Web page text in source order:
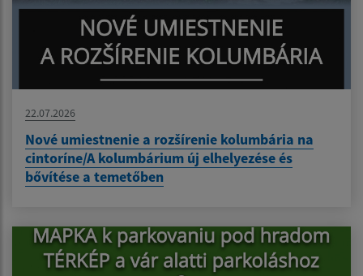
22.07.2026
Nové umiestnenie a rozšírenie kolumbária na
cintoríne/A kolumbárium új elhelyezése és
bővítése a temetőben